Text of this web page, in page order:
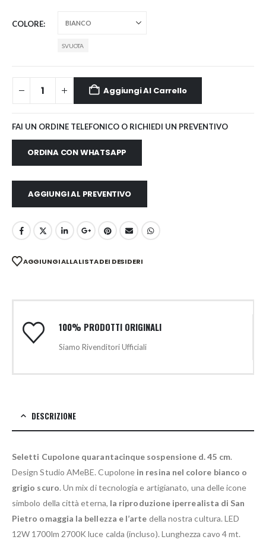
COLORE
SVUOTA
Aggiungi Al Carrello
FAI UN ORDINE TELEFONICO O RICHIEDI UN PREVENTIVO
ORDINA CON WHATSAPP
AGGIUNGI AL PREVENTIVO
AGGIUNGI ALLA LISTA DEI DESIDERI
100% PRODOTTI ORIGINALI
Siamo Rivenditori Ufficiali
DESCRIZIONE
Seletti Cupolone quarantacinque sospensione d. 45 cm.
Design Studio AMeBE. Cupolone in resina nel colore bianco o
grigio scuro. Un mix di tecnologia e artigianato, una delle icone
simbolo della città eterna, la riproduzione iperrealista di San
Pietro omaggia la bellezza e l’arte della nostra cultura. LED
12W 1700lm 2700K luce calda (incluso). Lunghezza cavo 4 mt.